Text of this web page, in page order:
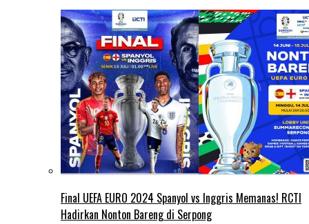
Final UEFA EURO 2024 Spanyol vs Inggris Memanas! RCTI
Hadirkan Nonton Bareng di Serpong